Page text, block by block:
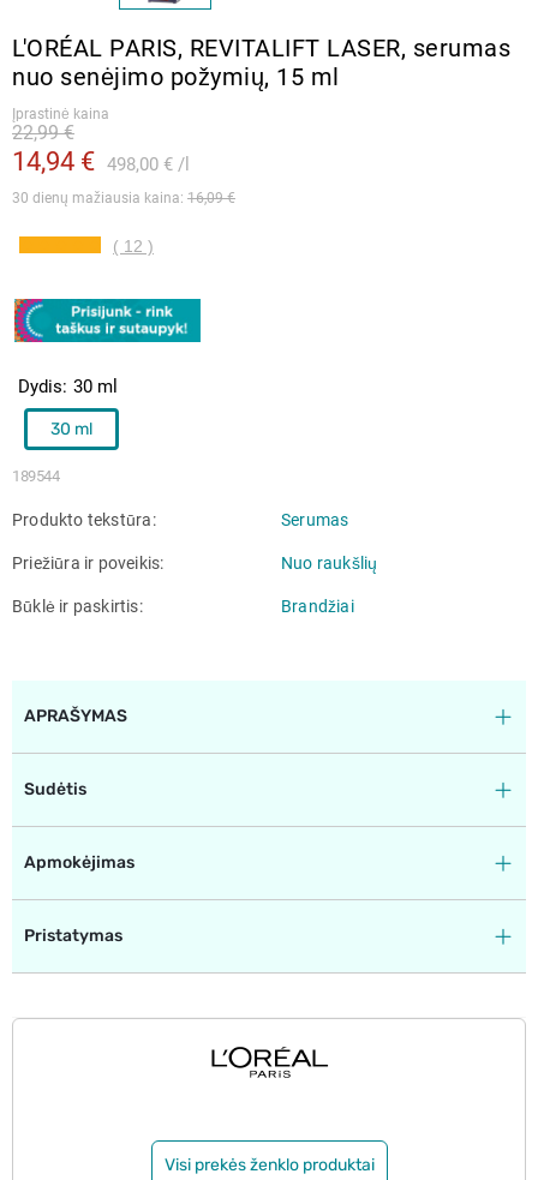
L′ORÉAL PARIS, REVITALIFT LASER, serumas
nuo senėjimo požymių, 15 ml
Įprastinė kaina
14,94 € 498,00 €
22,99 €
30 dienų mažiausia kaina: 16,09 €
( 12 )
189544
Dydis 30 ml
30 ml
Produkto tekstūra Serumas
Priežiūra ir poveikis Nuo raukšlių
Būklė ir paskirtis Brandžiai
APRAŠYMAS
Sudėtis
Apmokėjimas
Pristatymas
Visi prekės ženklo produktai